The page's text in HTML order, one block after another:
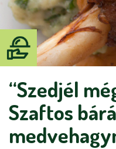
“Szedjél
Szaftos